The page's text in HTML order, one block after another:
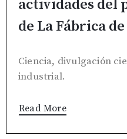
actividades del
de La Fábrica
Ciencia, divulgación
industrial.
Read More